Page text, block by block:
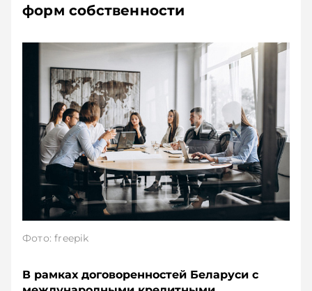
форм собственности
Фото: freepik
В рамках договоренностей Беларуси с